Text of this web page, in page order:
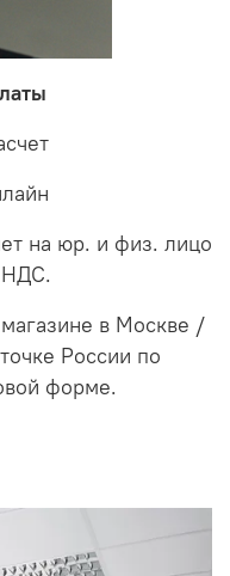
на юр. и физ. лицо
в Москве /
России по
форме.